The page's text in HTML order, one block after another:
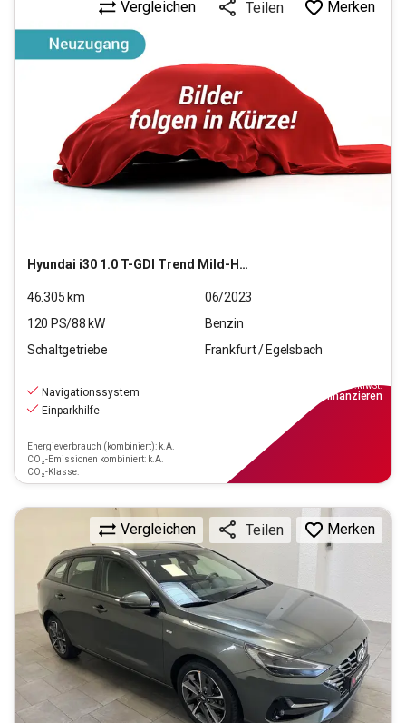
Hyundai i30 1.0 T-GDI Trend Mild-Hybrid (EURO 6d)(OPF)
Vergleichen Teilen Merken
46.305 km
06/2023
120 PS/88 kW
Benzin
Schaltgetriebe
Frankfurt / Egelsbach
Navigationssystem
Einparkhilfe
Energieverbrauch (kombiniert): k.A.
CO₂-Emissionen kombiniert: k.A.
CO₂-Klasse:
inkl.MwSt.
finanzieren
Vergleichen Teilen Merken